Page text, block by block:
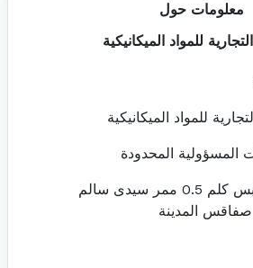
معلومات حول
للمواد الميكانيكية
للمواد الميكانيكية
المسؤولية المحدودة
طريق قابس كلم 0.5 ممر سيدى سالم
المدينة